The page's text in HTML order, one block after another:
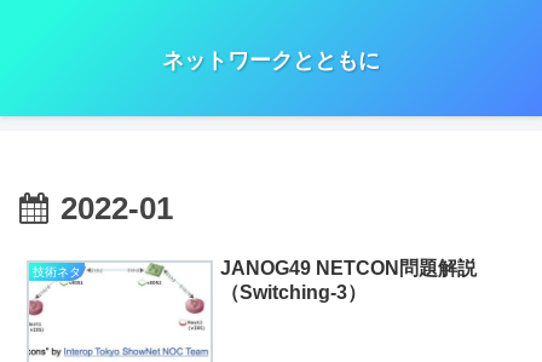
ネットワークとともに
2022-01
技術ネタ
JANOG49 NETCON問題解説
（Switching-3）